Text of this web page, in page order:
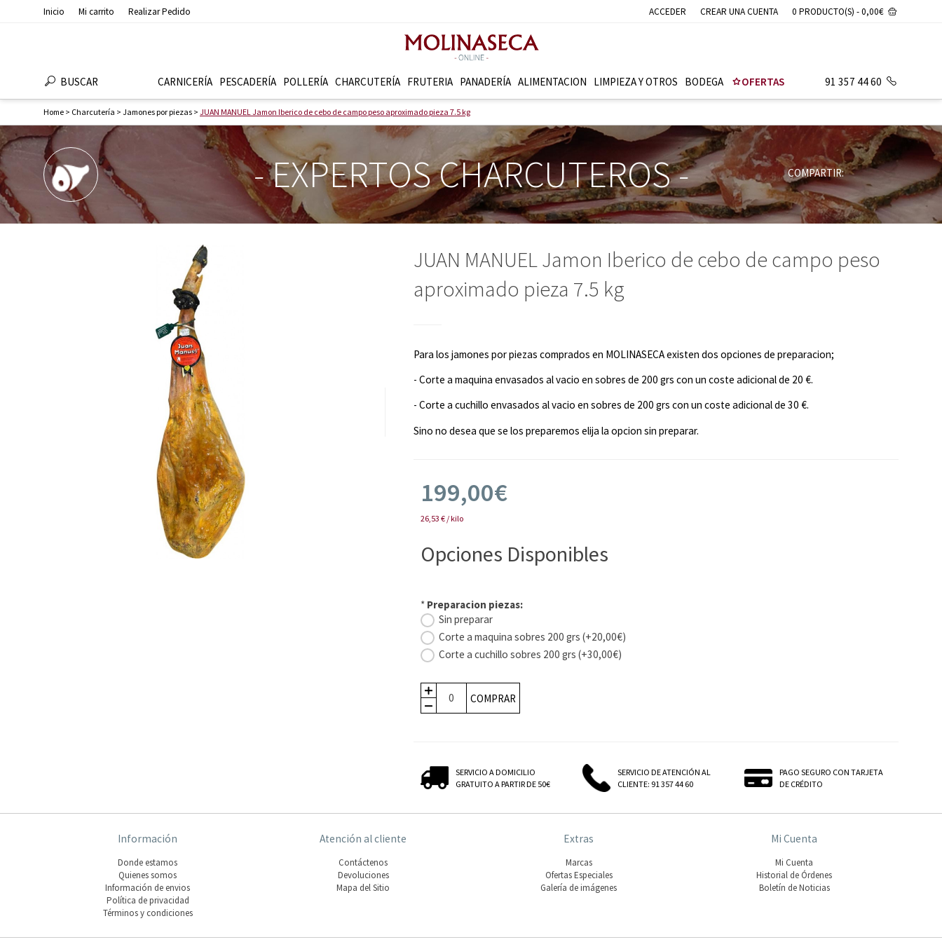
Inicio Mi carrito Realizar Pedido ACCEDER CREAR UNA CUENTA 0 PRODUCTO(S) - 0,00€
BUSCAR CARNICERÍA PESCADERÍ­A POLLERÍA CHARCUTERÍ­A FRUTERI­A PANADERÍ­A ALIMENTACION LIMPIEZA Y OTROS BODEGA OFERTAS 91 357 44 60
Home > Charcuterí­a > Jamones por piezas > JUAN MANUEL Jamon Iberico de cebo de campo peso aproximado pieza 7.5 kg
-EXPERTOS CHARCUTEROS- COMPARTIR:
JUAN MANUEL Jamon Iberico de cebo de campo peso
aproximado pieza 7.5 kg
Para los jamones por piezas comprados en MOLINASECA existen dos opciones de preparacion;
- Corte a maquina envasados al vacio en sobres de 200 grs con un coste adicional de 20 €.
- Corte a cuchillo envasados al vacio en sobres de 200 grs con un coste adicional de 30 €.
Sino no desea que se los preparemos elija la opcion sin preparar.
199,00€
26,53 € / kilo
Opciones Disponibles
* Preparacion piezas:
Sin preparar
Corte a maquina sobres 200 grs (+20,00€)
Corte a cuchillo sobres 200 grs (+30,00€)
COMPRAR
SERVICIO A DOMICILIO
GRATUITO A PARTIR DE 50€
SERVICIO DE ATENCIÓN AL
CLIENTE: 91 357 44 60
PAGO SEGURO CON TARJETA
DE CRÉDITO
Información
Donde estamos
Quienes somos
Información de envios
Polí­tica de privacidad
Términos y condiciones
Atención al cliente
Contáctenos
Devoluciones
Mapa del Sitio
Extras
Marcas
Ofertas Especiales
Galería de imágenes
Mi Cuenta
Mi Cuenta
Historial de Órdenes
Boletín de Noticias